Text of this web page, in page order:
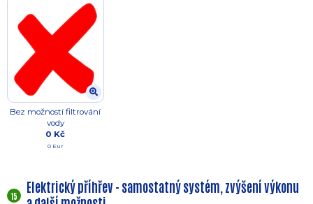
Bez možností filtrování
vody
0 Kč
0 Eur
15
Elektrický příhřev - samostatný systém, zvýšení výkonu